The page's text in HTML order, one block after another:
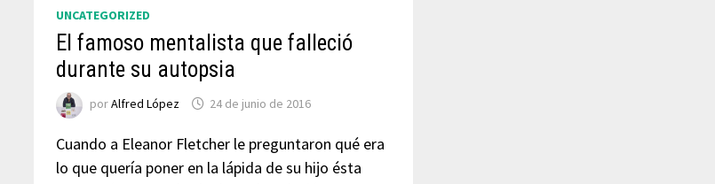
UNCATEGORIZED
El famoso mentalista que falleció
durante su autopsia
porAlfred López 24 de junio de 2016
Cuando a Eleanor Fletcher le preguntaron qué era
lo que quería poner en la lápida de su hijo ésta